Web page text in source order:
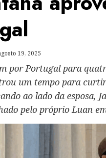
19, 2025
por Portugal para
um tempo para
ao lado da esposa,
pelo próprio Luan